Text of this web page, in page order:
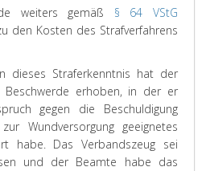
weiters gemäß § 64 VStG
den Kosten des Strafverfahrens
hat der
Beschwerde erhoben, in der er
gegen die Beschuldigung
Wundversorgung geeignetes
habe. Das Verbandszeug sei
und der Beamte habe das